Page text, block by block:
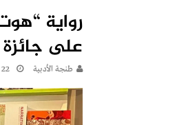
رواية
على جائزة
طنجة الأدبية 22 يونيو، 2026